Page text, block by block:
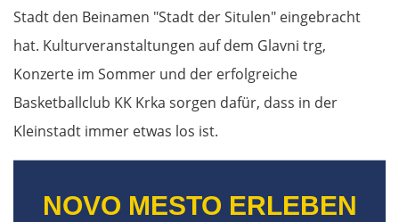
Stadt den Beinamen "Stadt der Situlen" eingebracht
hat. Kulturveranstaltungen auf dem Glavni trg,
Konzerte im Sommer und der erfolgreiche
Basketballclub KK Krka sorgen dafür, dass in der
Kleinstadt immer etwas los ist.
NOVO MESTO ERLEBEN